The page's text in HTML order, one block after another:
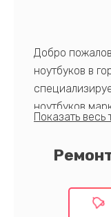
Добро
ноутбуков в
ноутбуков
в себя
в данной
качественный